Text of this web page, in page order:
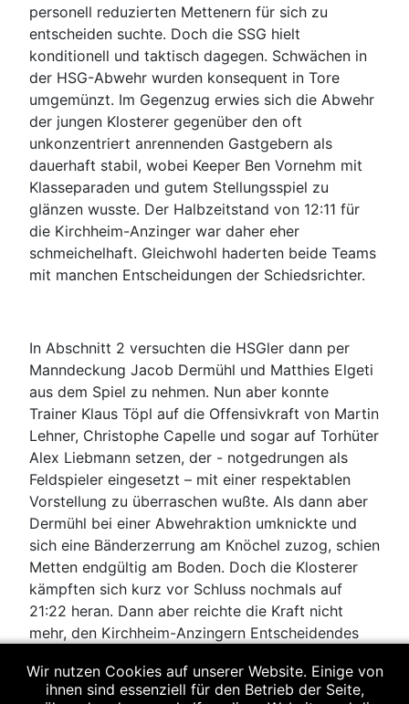
personell reduzierten Mettenern für sich zu
entscheiden suchte. Doch die SSG hielt
konditionell und taktisch dagegen. Schwächen in
der HSG-Abwehr wurden konsequent in Tore
umgemünzt. Im Gegenzug erwies sich die Abwehr
der jungen Klosterer gegenüber den oft
unkonzentriert anrennenden Gastgebern als
dauerhaft stabil, wobei Keeper Ben Vornehm mit
Klasseparaden und gutem Stellungsspiel zu
glänzen wusste. Der Halbzeitstand von 12:11 für
die Kirchheim-Anzinger war daher eher
schmeichelhaft. Gleichwohl haderten beide Teams
mit manchen Entscheidungen der Schiedsrichter.
In Abschnitt 2 versuchten die HSGler dann per
Manndeckung Jacob Dermühl und Matthies Elgeti
aus dem Spiel zu nehmen. Nun aber konnte
Trainer Klaus Töpl auf die Offensivkraft von Martin
Lehner, Christophe Capelle und sogar auf Torhüter
Alex Liebmann setzen, der - notgedrungen als
Feldspieler eingesetzt – mit einer respektablen
Vorstellung zu überraschen wußte. Als dann aber
Dermühl bei einer Abwehraktion umknickte und
sich eine Bänderzerrung am Knöchel zuzog, schien
Metten endgültig am Boden. Doch die Klosterer
kämpften sich kurz vor Schluss nochmals auf
21:22 heran. Dann aber reichte die Kraft nicht
mehr, den Kirchheim-Anzingern Entscheidendes
Platz drei der Tabelle und steht vor dem Liga-
Spitzenspiel am 31.01.2010 beim TSV Ebersberg.
Wir nutzen Cookies auf unserer Website. Einige von
ihnen sind essenziell für den Betrieb der Seite,